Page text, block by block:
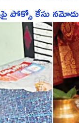
పోక్సో కేసు నమోదు